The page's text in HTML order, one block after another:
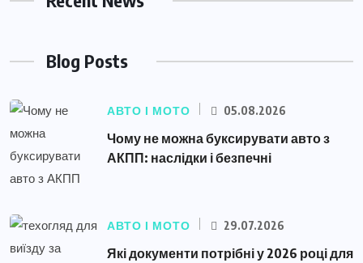
Blog Posts
АВТО І МОТО 05.08.2026
Чому не можна буксирувати авто з
АКПП: наслідки і безпечні
АВТО І МОТО 29.07.2026
Які документи потрібні у 2026 році для